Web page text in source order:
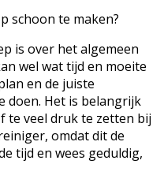
schoon te maken?
is over het algemeen
wel wat tijd en moeite
en de juiste
doen. Het is belangrijk
te veel druk te zetten bij
omdat dit de
tijd en wees geduldig,